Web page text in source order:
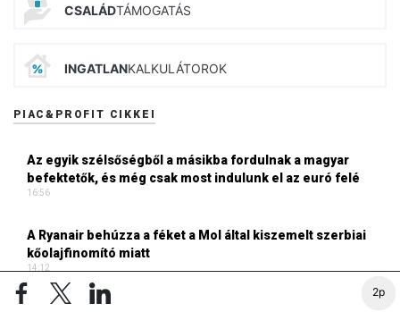
2p
CSALÁDTÁMOGATÁS
INGATLANKALKULÁTOROK
PIAC&PROFIT CIKKEI
Az egyik szélsőségből a másikba fordulnak a magyar
befektetők, és még csak most indulunk el az euró felé
16:56
A Ryanair behúzza a féket a Mol által kiszemelt szerbiai
kőolajfinomító miatt
14:12